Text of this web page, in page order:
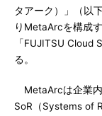
タアーク）」（以
りMetaArcを構成
「FUJITSU Cloud
る。
MetaArcは企業内
SoR（Systems of